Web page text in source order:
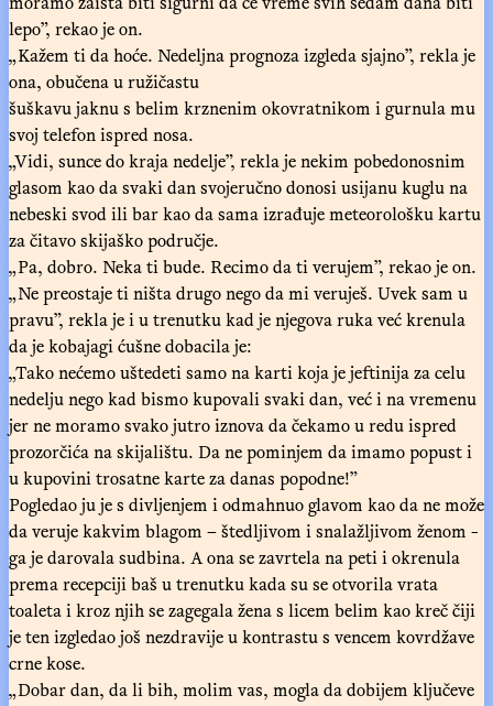
lepo”, rekao je on.
„Kažem ti da hoće. Nedeljna prognoza izgleda sjajno”, rekla je
ona, obučena u ružičastu
šuškavu jaknu s belim krznenim okovratnikom i gurnula mu
svoj telefon ispred nosa.
„Vidi, sunce do kraja nedelje”, rekla je nekim pobedonosnim
glasom kao da svaki dan svojeručno donosi usijanu kuglu na
nebeski svod ili bar kao da sama izrađuje meteorološku kartu
za čitavo skijaško područje.
„Pa, dobro. Neka ti bude. Recimo da ti verujem”, rekao je on.
„Ne preostaje ti ništa drugo nego da mi veruješ. Uvek sam u
pravu”, rekla je i u trenutku kad je njegova ruka već krenula
da je kobajagi ćušne dobacila je:
„Tako nećemo uštedeti samo na karti koja je jeftinija za celu
nedelju nego kad bismo kupovali svaki dan, već i na vremenu
jer ne moramo svako jutro iznova da čekamo u redu ispred
prozorčića na skijalištu. Da ne pominjem da imamo popust i
u kupovini trosatne karte za danas popodne!”
Pogledao ju je s divljenjem i odmahnuo glavom kao da ne može
da veruje kakvim blagom – štedljivom i snalažljivom ženom -
ga je darovala sudbina. A ona se zavrtela na peti i okrenula
prema recepciji baš u trenutku kada su se otvorila vrata
toaleta i kroz njih se zagegala žena s licem belim kao kreč čiji
je ten izgledao još nezdravije u kontrastu s vencem kovrdžave
crne kose.
„Dobar dan, da li bih, molim vas, mogla da dobijem ključeve